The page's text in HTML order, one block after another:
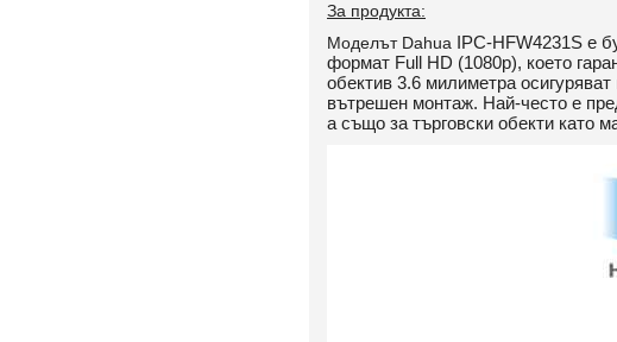
За продукта:
Моделът Dahua IPC-HFW4231S е
формат Full HD (1080p), което
обектив 3.6 милиметра
вътрешен монтаж. Най-често е
а също за търговски обекти като